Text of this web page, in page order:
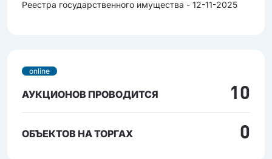
Реестра государственного имущества - 12-11-2025
online
АУКЦИОНОВ ПРОВОДИТСЯ 10
ОБЪЕКТОВ НА ТОРГАХ 0